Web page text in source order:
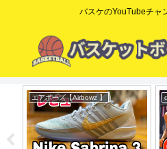
バスケのYouTubeチャ
エアボーズ【Airbowz 】